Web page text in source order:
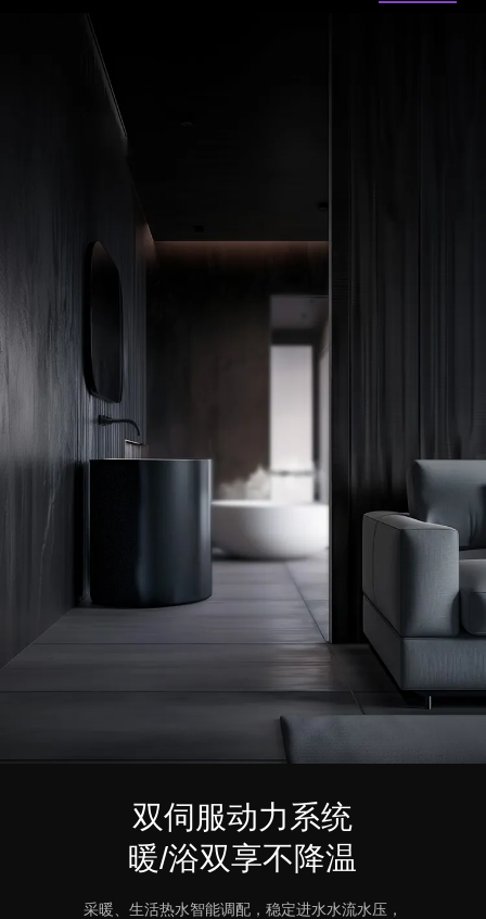
双伺服动力系统
暖/浴双享不降温
采暖、生活热水智能调配，稳定进水水流水压，